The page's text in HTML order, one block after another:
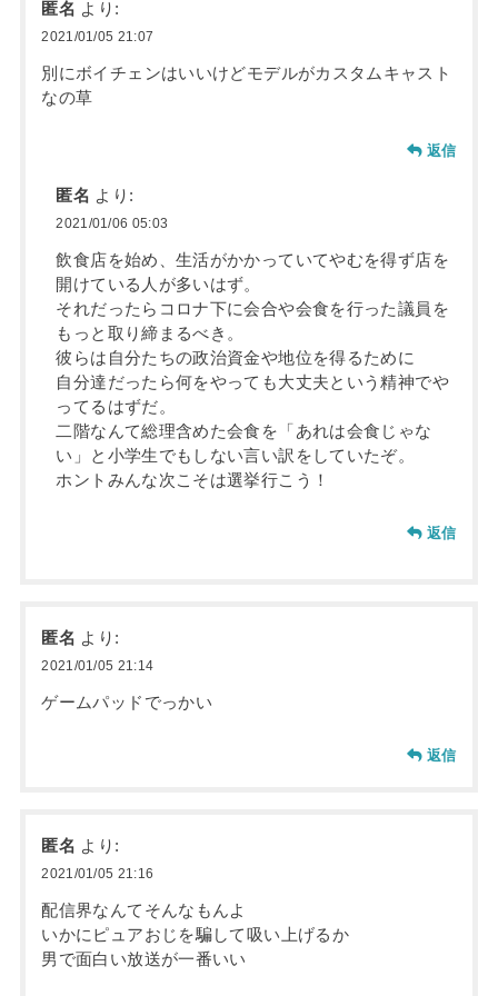
匿名 より:
2021/01/05 21:07
別にボイチェンはいいけどモデルがカスタムキャスト
なの草
返信
匿名 より:
2021/01/06 05:03
飲食店を始め、生活がかかっていてやむを得ず店を
開けている人が多いはず。
それだったらコロナ下に会合や会食を行った議員を
もっと取り締まるべき。
彼らは自分たちの政治資金や地位を得るために
自分達だったら何をやっても大丈夫という精神でや
ってるはずだ。
二階なんて総理含めた会食を「あれは会食じゃな
い」と小学生でもしない言い訳をしていたぞ。
ホントみんな次こそは選挙行こう！
返信
匿名 より:
2021/01/05 21:14
ゲームパッドでっかい
返信
匿名 より:
2021/01/05 21:16
配信界なんてそんなもんよ
いかにピュアおじを騙して吸い上げるか
男で面白い放送が一番いい